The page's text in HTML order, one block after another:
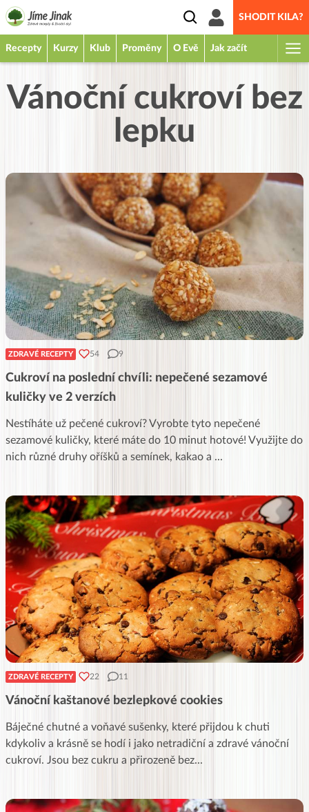
SHODIT KILA?
Recepty Kurzy Klub Proměny O Evě Jak začít
Vánoční cukroví bez
lepku
ZDRAVÉ RECEPTY 54 9
Cukroví na poslední chvíli: nepečené sezamové
kuličky ve 2 verzích
Nestíháte už pečené cukroví? Vyrobte tyto nepečené
sezamové kuličky, které máte do 10 minut hotové! Využijte do
nich různé druhy oříšků a semínek, kakao a ...
ZDRAVÉ RECEPTY 22 11
Vánoční kaštanové bezlepkové cookies
Báječné chutné a voňavé sušenky, které přijdou k chuti
kdykoliv a krásně se hodí i jako netradiční a zdravé vánoční
cukroví. Jsou bez cukru a přirozeně bez...